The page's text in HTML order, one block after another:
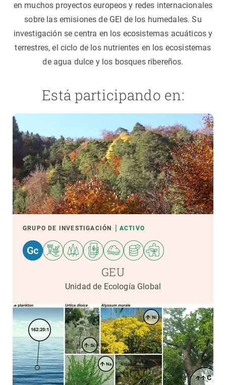
en muchos proyectos europeos y redes internacionales
sobre las emisiones de GEI de los humedales. Su
investigación se centra en los ecosistemas acuáticos y
terrestres, el ciclo de los nutrientes en los ecosistemas
de agua dulce y los bosques ribereños.
Está participando en:
GRUPO DE INVESTIGACIÓN ACTIVO
GEU
Unidad de Ecología Global